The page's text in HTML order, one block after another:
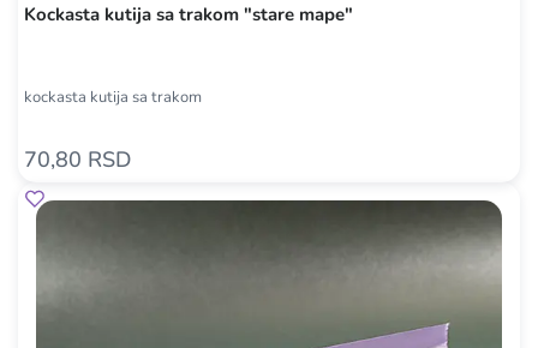
Kockasta kutija sa trakom "stare mape"
kockasta kutija sa trakom
70,80 RSD